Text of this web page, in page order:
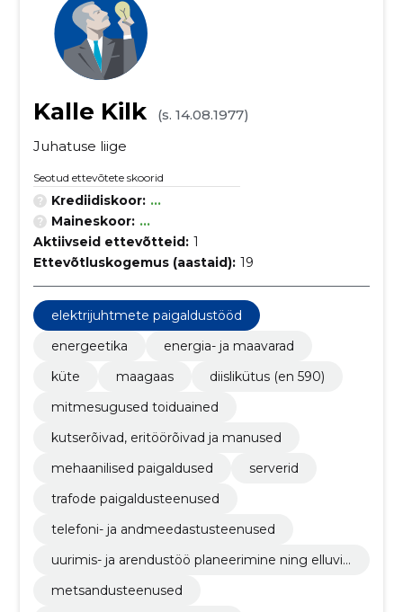
Kalle Kilk
(s. 14.08.1977)
Juhatuse liige
Seotud ettevõtete skoorid
Krediidiskoor: ...
Maineskoor: ...
Aktiivseid ettevõtteid: 1
Ettevõtluskogemus (aastaid): 19
elektrijuhtmete paigaldustööd
energeetika
energia- ja maavarad
küte
maagaas
diislikütus (en 590)
mitmesugused toiduained
kutserõivad, eritöörõivad ja manused
mehaanilised paigaldused
serverid
trafode paigaldusteenused
telefoni- ja andmeedastusteenused
uurimis- ja arendustöö planeerimine ning elluvii
metsandusteenused